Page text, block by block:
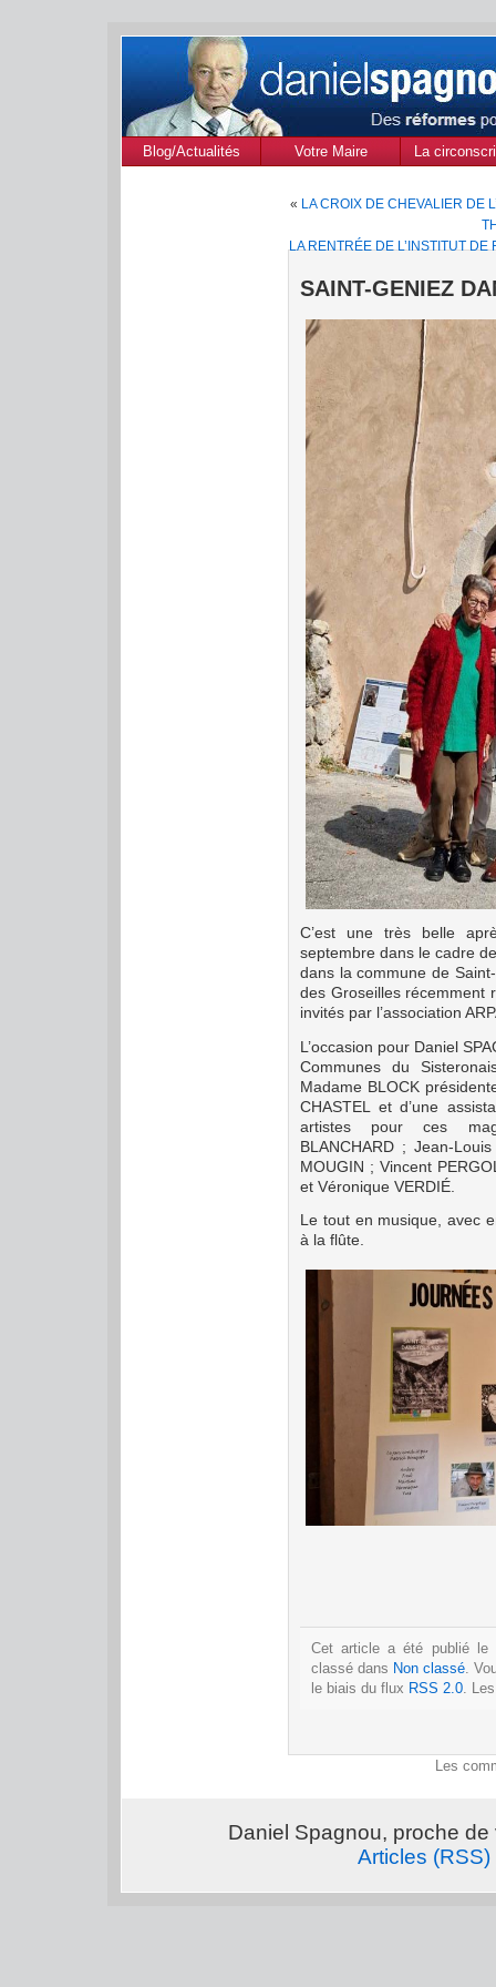
Blog/Actualités Votre Maire
La
« LA CROIX DE CHEVALIER DE
LA RENTRÉE DE L’INSTITUT
SAINT-GENIEZ
C’est une très belle
septembre dans le cadre
dans la commune de
des Groseilles récemment
invités par l’association
L’occasion pour Daniel
Communes du
Madame BLOCK
CHASTEL et d’une
artistes pour ces
BLANCHARD ; Jean-
MOUGIN ; Vincent
et Véronique VERDIÉ.
Le tout en musique, avec
à la flûte.
Cet article a été publié le
classé dans Non classé.
le biais du flux RSS 2.0.
Les
Daniel Spagnou, proche
Articles (RSS)